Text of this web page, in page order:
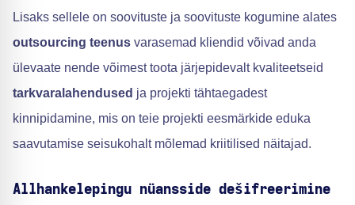
Lisaks sellele on soovituste ja soovituste kogumine alates
outsourcing teenus varasemad kliendid võivad anda
ülevaate nende võimest toota järjepidevalt kvaliteetseid
tarkvaralahendused ja projekti tähtaegadest
kinnipidamine, mis on teie projekti eesmärkide eduka
saavutamise seisukohalt mõlemad kriitilised näitajad.
Allhankelepingu nüansside dešifreerimine